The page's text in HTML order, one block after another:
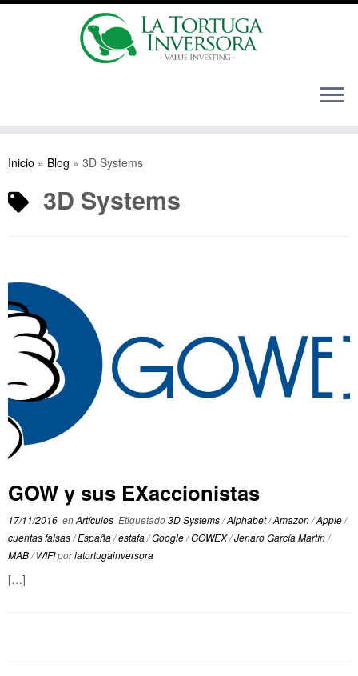
Inicio » Blog » 3D Systems
3D Systems
GOW y sus EXaccionistas
17/11/2016 enArtículos Etiquetado3D Systems/Alphabet/Amazon/Apple/
cuentas falsas/España/estafa/Google/GOWEX/Jenaro García Martín/
MAB/WIFIporlatortugainversora
[…]